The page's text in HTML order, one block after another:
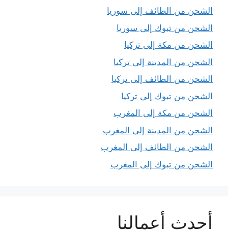
الشحن من الطائف إلى سوريا
الشحن من تبوك إلى سوريا
الشحن من مكة إلى تركيا
الشحن من المدينة إلى تركيا
الشحن من الطائف إلى تركيا
الشحن من تبوك إلى تركيا
الشحن من مكة إلى المغرب
الشحن من المدينة إلى المغرب
الشحن من الطائف إلى المغرب
الشحن من تبوك إلى المغرب
أحدث أعمالنا